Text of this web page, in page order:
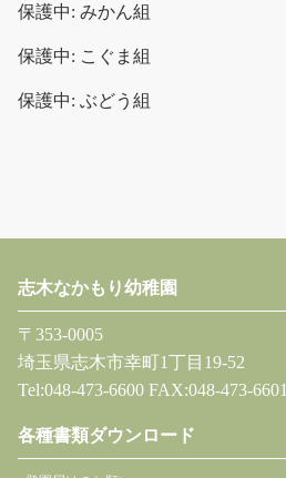
保護中: みかん組
保護中: こぐま組
保護中: ぶどう組
志木なかもり幼稚園
〒353-0005
埼玉県志木市幸町1丁目19-52
Tel:048-473-6600 FAX:048-473-6601
各種書類ダウンロード